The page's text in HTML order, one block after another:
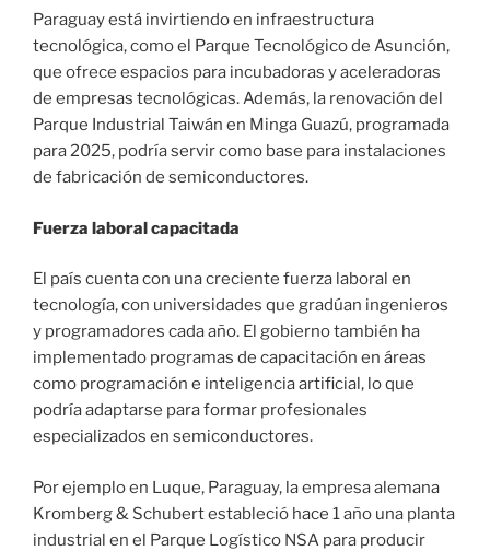
Paraguay está invirtiendo en infraestructura
tecnológica, como el Parque Tecnológico de Asunción,
que ofrece espacios para incubadoras y aceleradoras
de empresas tecnológicas. Además, la renovación del
Parque Industrial Taiwán en Minga Guazú, programada
para 2025, podría servir como base para instalaciones
de fabricación de semiconductores.
Fuerza laboral capacitada
El país cuenta con una creciente fuerza laboral en
tecnología, con universidades que gradúan ingenieros
y programadores cada año. El gobierno también ha
implementado programas de capacitación en áreas
como programación e inteligencia artificial, lo que
podría adaptarse para formar profesionales
especializados en semiconductores.
Por ejemplo en Luque, Paraguay, la empresa alemana
Kromberg & Schubert estableció hace 1 año una planta
industrial en el Parque Logístico NSA para producir